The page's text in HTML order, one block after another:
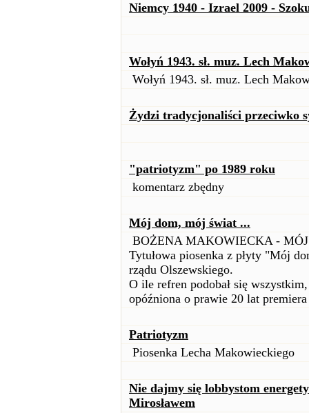
Niemcy 1940 - Izrael 2009 -
Wołyń 1943. sł. muz. Lech
Wołyń 1943. sł. muz. Lech
Żydzi tradycjonaliści przeciwko
"patriotyzm" po 1989 roku
komentarz zbędny
Mój dom, mój świat ...
BOŻENA MAKOWIECKA -
Tytułowa piosenka z płyty "Mój
rządu Olszewskiego.
O ile refren podobał się
opóźniona o prawie 20 lat
Patriotyzm
Piosenka Lecha Makowieckiego
Nie dajmy się lobbystom
Mirosławem